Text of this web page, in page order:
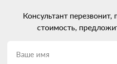
Консультант
стоимость,